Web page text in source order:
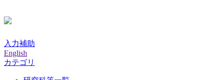
入力補助
English
カテゴリ